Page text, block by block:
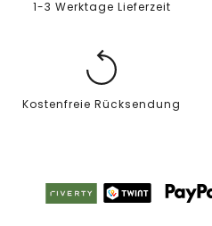
1-3 Werktage Lieferzeit
Kostenfreie Rücksendung